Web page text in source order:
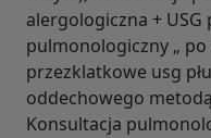
alergologiczna + USG
pulmonologiczny „
przezklatkowe usg
oddechowego
Konsultacja